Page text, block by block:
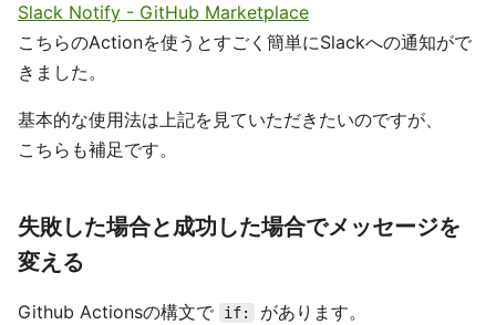
Slack Notify - GitHub Marketplace
こちらのActionを使うとすごく簡単にSlackへの通知がで
きました。
基本的な使用法は上記を見ていただきたいのですが、
こちらも補足です。
失敗した場合と成功した場合でメッセージを
変える
Github Actionsの構文で if:
があります。